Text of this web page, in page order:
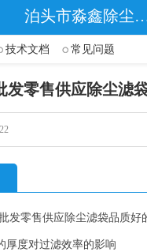
泊头市淼鑫除尘配
技术文档 常见问题
发零售供应除尘滤
发零售供应除尘滤袋品质好
厚度对过滤效率的影响